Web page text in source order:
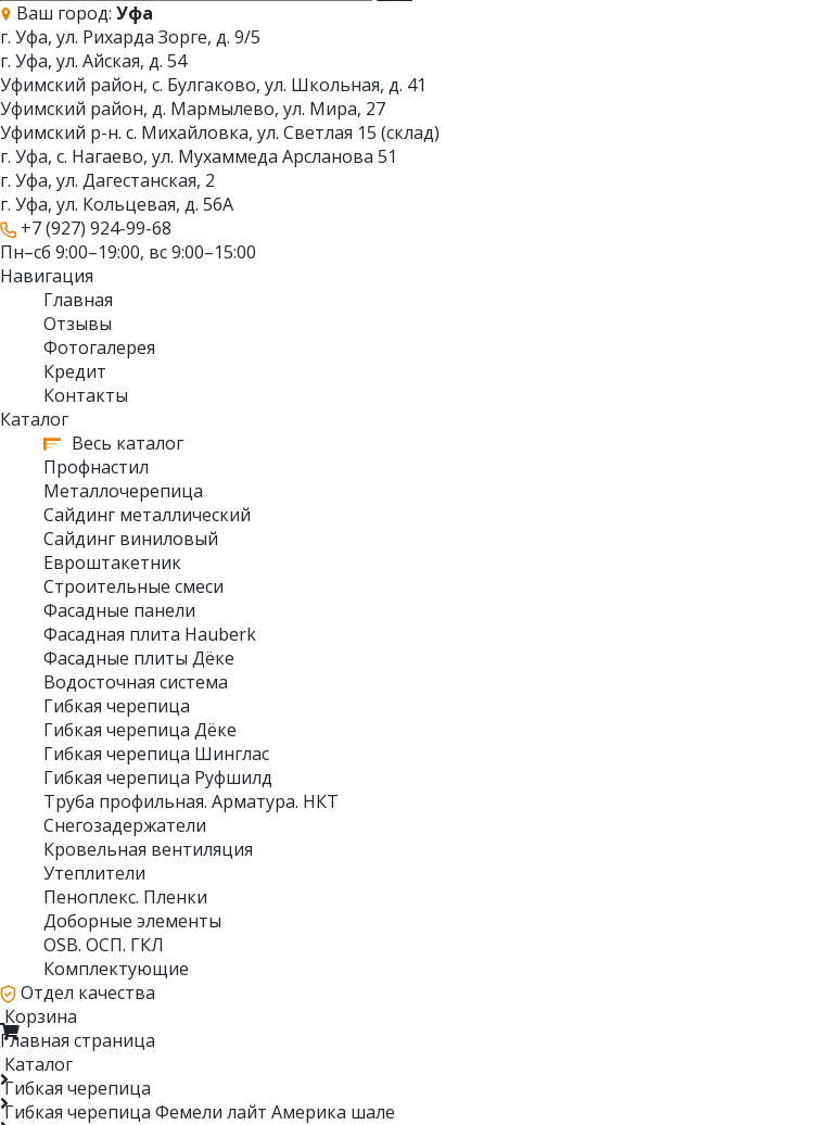
Ваш город: Уфа
г. Уфа, ул. Рихарда Зорге, д. 9/5
г. Уфа, ул. Айская, д. 54
Уфимский район, с. Булгаково, ул. Школьная, д. 41
Уфимский район, д. Мармылево, ул. Мира, 27
Уфимский р-н. с. Михайловка, ул. Светлая 15 (склад)
г. Уфа, с. Нагаево, ул. Мухаммеда Арсланова 51
г. Уфа, ул. Дагестанская, 2
г. Уфа, ул. Кольцевая, д. 56А
+7 (927) 924-99-68
Пн–сб 9:00–19:00, вс 9:00–15:00
Навигация
Главная
Отзывы
Фотогалерея
Кредит
Контакты
Каталог
Весь каталог
Профнастил
Металлочерепица
Сайдинг металлический
Сайдинг виниловый
Евроштакетник
Строительные смеси
Фасадные панели
Фасадная плита Hauberk
Фасадные плиты Дёке
Водосточная система
Гибкая черепица
Гибкая черепица Дёке
Гибкая черепица Шинглас
Гибкая черепица Руфшилд
Труба профильная. Арматура. НКТ
Снегозадержатели
Кровельная вентиляция
Утеплители
Пеноплекс. Пленки
Доборные элементы
OSB. ОСП. ГКЛ
Комплектующие
Отдел качества
Корзина
Главная страница
Каталог
Гибкая черепица
Гибкая черепица Фемели лайт Америка шале